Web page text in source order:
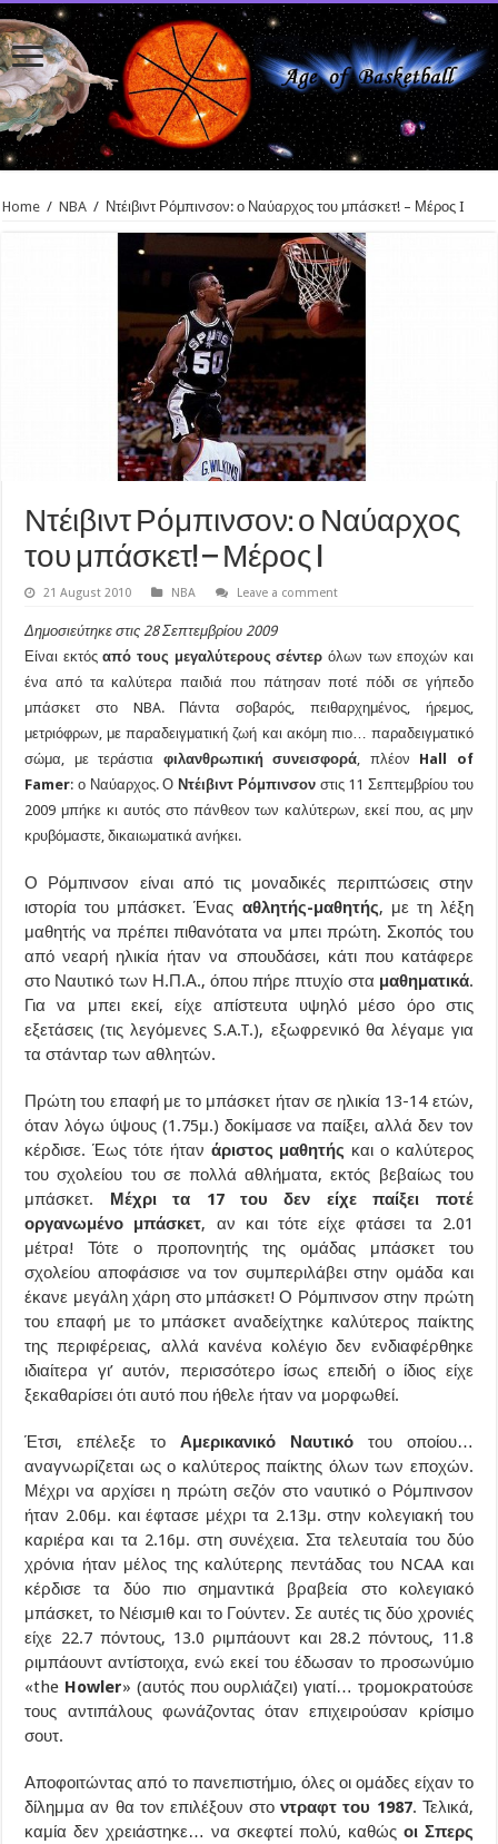
Home / NBA / Ντέιβιντ Ρόμπινσον: ο Ναύαρχος του μπάσκετ! – Μέρος I
Ντέιβιντ Ρόμπινσον: ο Ναύαρχος
του μπάσκετ! – Μέρος I
21 August 2010 NBA Leave a comment
Δημοσιεύτηκε στις 28 Σεπτεμβρίου 2009
Είναι εκτόςαπό τους μεγαλύτερους σέντερ όλων των εποχών και
ένα από τα καλύτερα παιδιά που πάτησαν ποτέ πόδι σε γήπεδο
μπάσκετ στο NBA. Πάντα σοβαρός, πειθαρχημένος, ήρεμος,
μετριόφρων, με παραδειγματική ζωή και ακόμη πιο… παραδειγματικό
σώμα, με τεράστια φιλανθρωπική συνεισφορά , πλέον Hall of
Famer: ο Ναύαρχος. Ο Ντέιβιντ Ρόμπινσονστις 11 Σεπτεμβρίου του
2009 μπήκε κι αυτός στο πάνθεον των καλύτερων, εκεί που, ας μην
κρυβόμαστε, δικαιωματικά ανήκει.
Ο Ρόμπινσον είναι από τις μοναδικές περιπτώσεις στην
ιστορία του μπάσκετ. Ένας αθλητής-μαθητής, με τη λέξη
μαθητής να πρέπει πιθανότατα να μπει πρώτη. Σκοπός του
από νεαρή ηλικία ήταν να σπουδάσει, κάτι που κατάφερε
στο Ναυτικό των Η.Π.Α., όπου πήρε πτυχίο στα μαθηματικά.
Για να μπει εκεί, είχε απίστευτα υψηλό μέσο όρο στις
εξετάσεις (τις λεγόμενες S.A.T.), εξωφρενικό θα λέγαμε για
τα στάνταρ των αθλητών.
Πρώτη του επαφή με το μπάσκετ ήταν σε ηλικία 13-14 ετών,
όταν λόγω ύψους (1.75μ.) δοκίμασε να παίξει, αλλά δεν τον
κέρδισε. Έως τότε ήταν άριστος μαθητής και ο καλύτερος
του σχολείου του σε πολλά αθλήματα, εκτός βεβαίως του
μπάσκετ. Μέχρι τα 17 του δεν είχε παίξει ποτέ
οργανωμένο μπάσκετ, αν και τότε είχε φτάσει τα 2.01
μέτρα! Τότε ο προπονητής της ομάδας μπάσκετ του
σχολείου αποφάσισε να τον συμπεριλάβει στην ομάδα και
έκανε μεγάλη χάρη στο μπάσκετ! Ο Ρόμπινσον στην πρώτη
του επαφή με το μπάσκετ αναδείχτηκε καλύτερος παίκτης
της περιφέρειας, αλλά κανένα κολέγιο δεν ενδιαφέρθηκε
ιδιαίτερα γι’ αυτόν, περισσότερο ίσως επειδή ο ίδιος είχε
ξεκαθαρίσει ότι αυτό που ήθελε ήταν να μορφωθεί.
Έτσι, επέλεξε το Αμερικανικό Ναυτικότου οποίου…
αναγνωρίζεται ως ο καλύτερος παίκτης όλων των εποχών.
Μέχρι να αρχίσει η πρώτη σεζόν στο ναυτικό ο Ρόμπινσον
ήταν 2.06μ. και έφτασε μέχρι τα 2.13μ. στην κολεγιακή του
καριέρα και τα 2.16μ. στη συνέχεια. Στα τελευταία του δύο
χρόνια ήταν μέλος της καλύτερης πεντάδας του NCAA και
κέρδισε τα δύο πιο σημαντικά βραβεία στο κολεγιακό
μπάσκετ, το Νέισμιθ και το Γούντεν. Σε αυτές τις δύο χρονιές
είχε 22.7 πόντους, 13.0 ριμπάουντ και 28.2 πόντους, 11.8
ριμπάουντ αντίστοιχα, ενώ εκεί του έδωσαν το προσωνύμιο
«the Howler» (αυτός που ουρλιάζει) γιατί… τρομοκρατούσε
τους αντιπάλους φωνάζοντας όταν επιχειρούσαν κρίσιμο
σουτ.
Αποφοιτώντας από το πανεπιστήμιο, όλες οι ομάδες είχαν το
δίλημμα αν θα τον επιλέξουν στοντραφτ του 1987. Τελικά,
καμία δεν χρειάστηκε… να σκεφτεί πολύ, καθώςοι Σπερς